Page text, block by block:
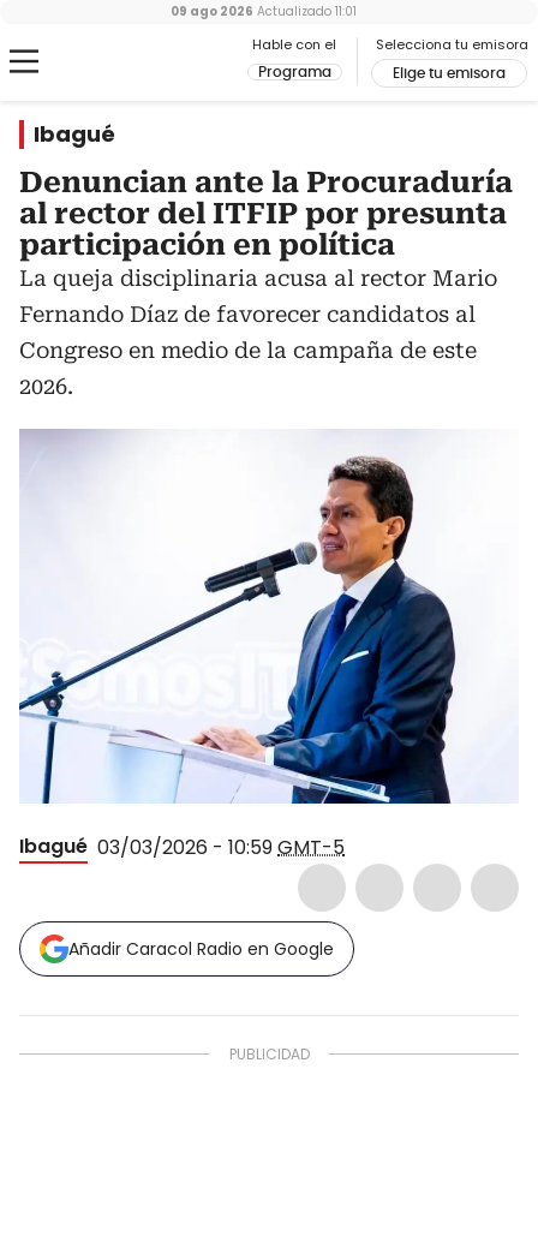
Hable con el
Programa
Selecciona tu emisora
Elige tu emisora
09 ago 2026 Actualizado 11:01
Ibagué
Denuncian ante la Procuraduría
al rector del ITFIP por presunta
participación en política
La queja disciplinaria acusa al rector Mario
Fernando Díaz de favorecer candidatos al
Congreso en medio de la campaña de este
2026.
Ibagué 03/03/2026 - 10:59GMT-5
Añadir Caracol Radio en Google